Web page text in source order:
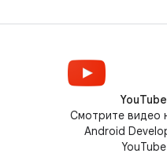
YouTube
Смотрите видео
Android
YouTube